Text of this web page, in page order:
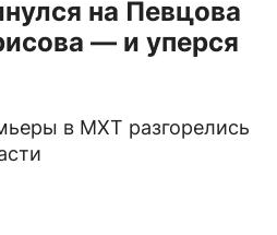
на Певцова
— и уперся
в МХТ разгорелись